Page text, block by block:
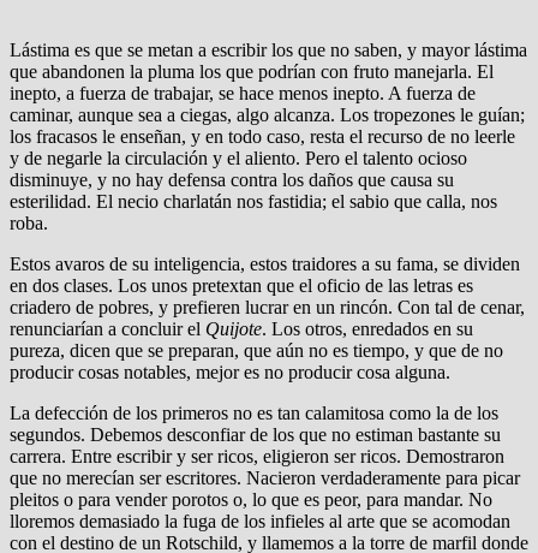
Lástima es que se metan a escribir los que no saben, y mayor lástima
que abandonen la pluma los que podrían con fruto manejarla. El
inepto, a fuerza de trabajar, se hace menos inepto. A fuerza de
caminar, aunque sea a ciegas, algo alcanza. Los tropezones le guían;
los fracasos le enseñan, y en todo caso, resta el recurso de no leerle
y de negarle la circulación y el aliento. Pero el talento ocioso
disminuye, y no hay defensa contra los daños que causa su
esterilidad. El necio charlatán nos fastidia; el sabio que calla, nos
roba.
Estos avaros de su inteligencia, estos traidores a su fama, se dividen
en dos clases. Los unos pretextan que el oficio de las letras es
criadero de pobres, y prefieren lucrar en un rincón. Con tal de cenar,
renunciarían a concluir el Quijote. Los otros, enredados en su
pureza, dicen que se preparan, que aún no es tiempo, y que de no
producir cosas notables, mejor es no producir cosa alguna.
La defección de los primeros no es tan calamitosa como la de los
segundos. Debemos desconfiar de los que no estiman bastante su
carrera. Entre escribir y ser ricos, eligieron ser ricos. Demostraron
que no merecían ser escritores. Nacieron verdaderamente para picar
pleitos o para vender porotos o, lo que es peor, para mandar. No
lloremos demasiado la fuga de los infieles al arte que se acomodan
con el destino de un Rotschild, y llamemos a la torre de marfil donde